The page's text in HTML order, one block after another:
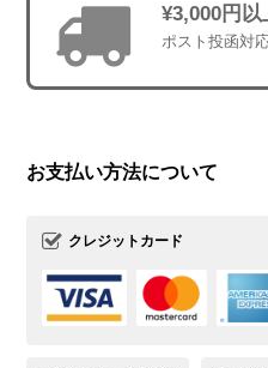
¥3,000円
ポスト投函対
お支払い方法について
クレジットカード